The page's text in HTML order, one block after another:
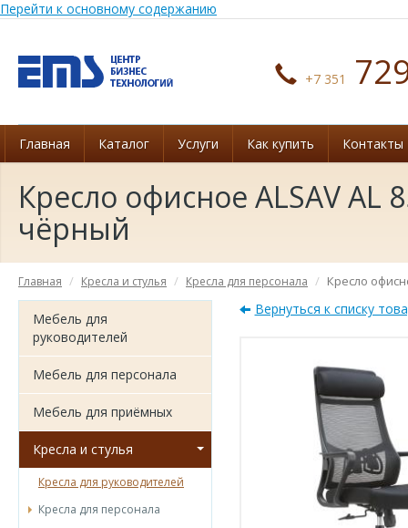
Перейти к основному содержанию
+7 351
Главная Каталог Услуги Как купить Контакты
Кресло офисное ALSAV AL
чёрный
Главная Кресла и стулья Кресла для персонала Кресло
Мебель для
руководителей
Мебель для персонала
Мебель для приёмных
Кресла и стулья
Кресла для руководителей
Кресла для персонала
Вернуться к списку